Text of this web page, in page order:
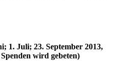
1. Juli; 23. September 2013,
wird gebeten)